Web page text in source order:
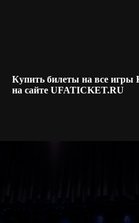
Купить билеты на все
на сайте UFATICKET.RU